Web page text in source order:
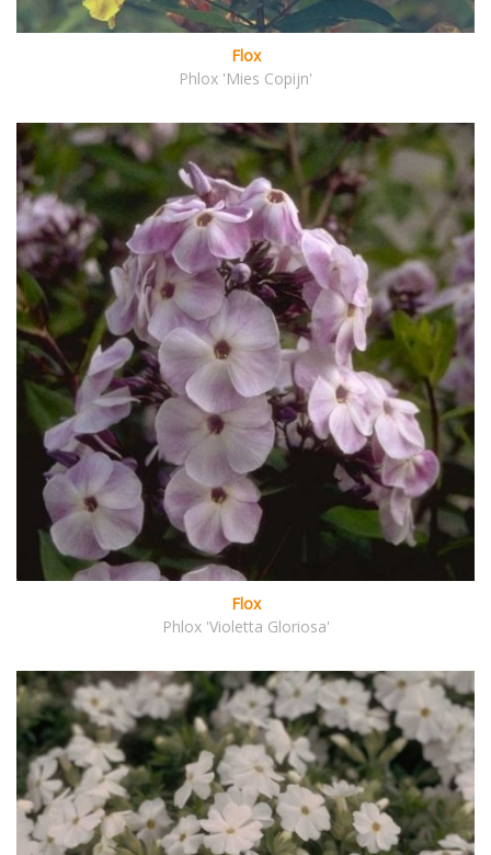
Flox
Phlox 'Mies Copijn'
Flox
Phlox 'Violetta Gloriosa'